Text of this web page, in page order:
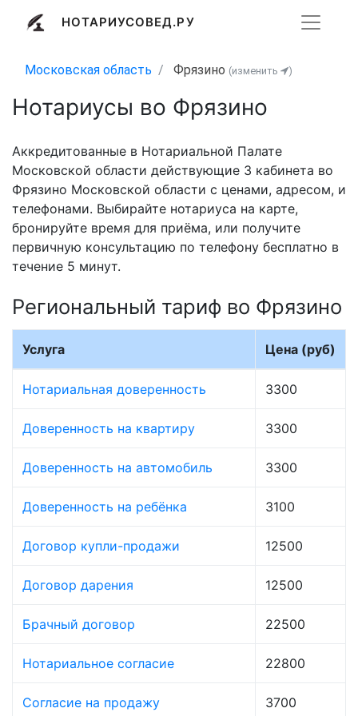
НОТАРИУСОВЕД.РУ
Московская область Фрязино (изменить )
Нотариусы во Фрязино
Аккредитованные в Нотариальной Палате
Московской области действующие 3 кабинета во
Фрязино Московской области с ценами, адресом, и
телефонами. Выбирайте нотариуса на карте,
бронируйте время для приёма, или получите
первичную консультацию по телефону бесплатно в
течение 5 минут.
Региональный тариф во Фрязино
Услуга Цена (руб)
Нотариальная доверенность 3300
Доверенность на квартиру 3300
Доверенность на автомобиль 3300
Доверенность на ребёнка 3100
Договор купли-продажи 12500
Договор дарения 12500
Брачный договор 22500
Нотариальное согласие 22800
Согласие на продажу 3700